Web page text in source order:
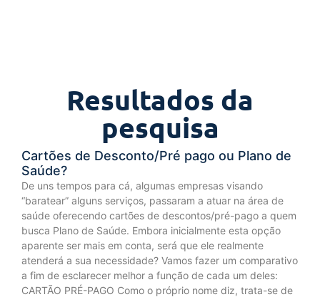
Resultados da
pesquisa
Cartões de Desconto/Pré pago ou Plano de
Saúde?
De uns tempos para cá, algumas empresas visando
“baratear” alguns serviços, passaram a atuar na área de
saúde oferecendo cartões de descontos/pré-pago a quem
busca Plano de Saúde. Embora inicialmente esta opção
aparente ser mais em conta, será que ele realmente
atenderá a sua necessidade? Vamos fazer um comparativo
a fim de esclarecer melhor a função de cada um deles:
CARTÃO PRÉ-PAGO Como o próprio nome diz, trata-se de